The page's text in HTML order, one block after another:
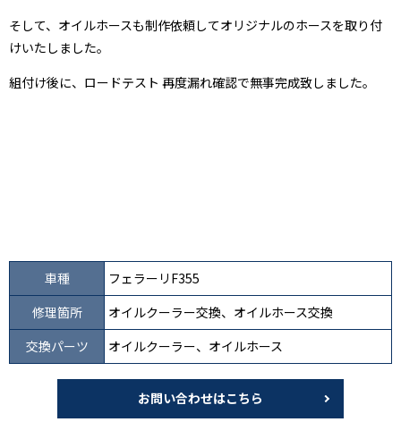
そして、オイルホースも制作依頼してオリジナルのホースを取り付
けいたしました。
組付け後に、ロードテスト 再度漏れ確認で無事完成致しました。
車種
フェラーリF355
修理箇所
オイルクーラー交換、オイルホース交換
交換パーツ
オイルクーラー、オイルホース
お問い合わせはこちら